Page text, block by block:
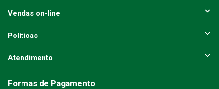
Vendas on-line
Políticas
Atendimento
Formas de Pagamento